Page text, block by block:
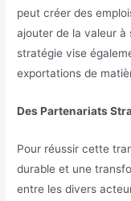
peut créer des
ajouter de la valeur à
stratégie vise
exportations de
Des Partenariats
Pour réussir cette
durable et une
entre les divers